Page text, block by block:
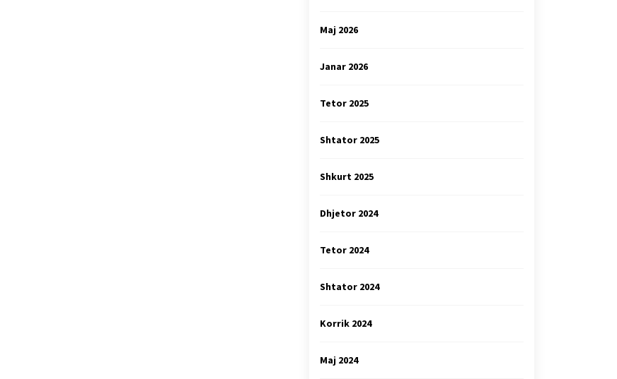
Maj 2026
Janar 2026
Tetor 2025
Shtator 2025
Shkurt 2025
Dhjetor 2024
Tetor 2024
Shtator 2024
Korrik 2024
Maj 2024